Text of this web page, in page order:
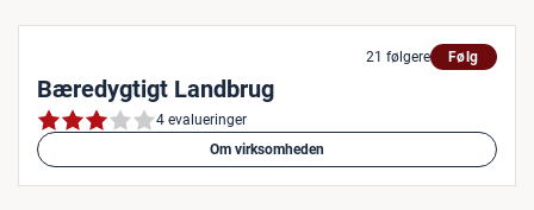
21 følgere Følg
Bæredygtigt Landbrug
4 evalueringer
Om virksomheden